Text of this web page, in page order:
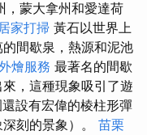
，蒙大拿州和愛達荷
居家打掃 黃石以世界上
間歇泉，熱源和泥池
燴服務 最著名的間歇
，這種現象吸引了遊
設有宏偉的棱柱形彈
刻的景象）。 苗栗